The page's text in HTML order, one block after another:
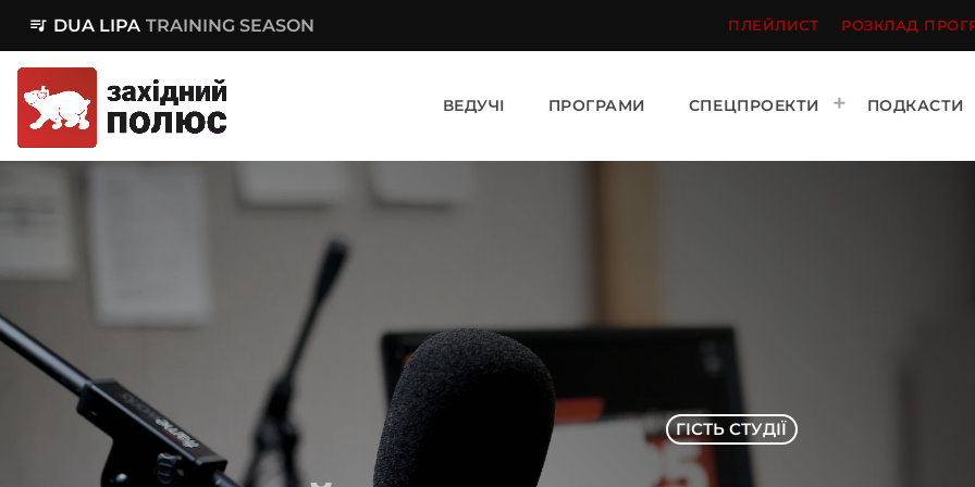
queue_music DUA LIPA TRAINING SEASON ПЛЕЙЛИСТ РОЗКЛАД
ВЕДУЧІ ПРОГРАМИ СПЕЦПРОЕКТИ ПОДКАСТИ
ГІСТЬ СТУДІЇ